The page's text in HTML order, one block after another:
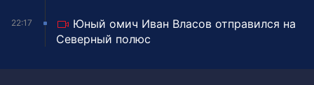
22:17
Юный омич Иван Власов отправился на
Северный полюс